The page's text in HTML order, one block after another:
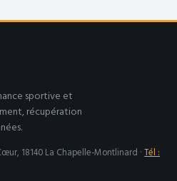
reprise sans
sportive et
récupération
18140 La Chapelle-Montlinard · Tél :